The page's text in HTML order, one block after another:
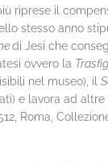
riprese il
stesso anno
di Jesi che
ovvero la
nel museo), il
e lavora ad
Roma,